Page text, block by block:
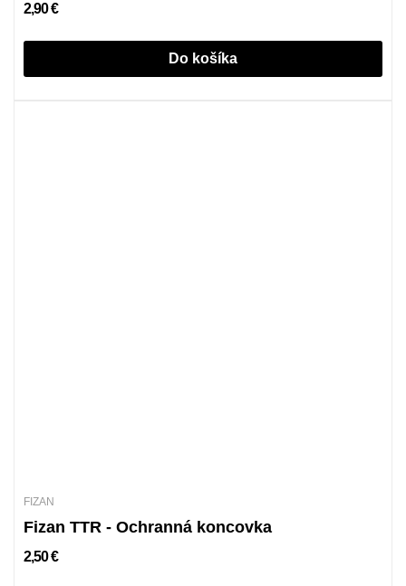
2,90 €
Do košíka
FIZAN
Fizan TTR - Ochranná koncovka
2,50 €